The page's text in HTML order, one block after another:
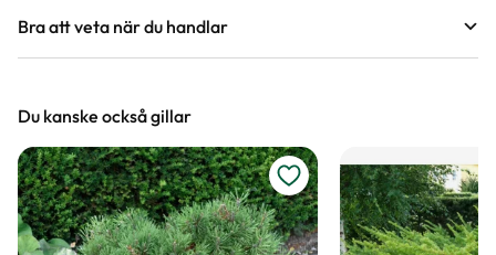
Bra att veta när du handlar
Vi försöker alltid ange växternas ungefärliga
mått, men då växter är levande och alla växter
är unika så kan måtten och din växts utseende
variera något från informationen och fotona på
hemsidan.
Du kanske också gillar